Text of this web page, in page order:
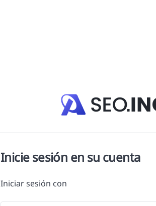
Inicie sesión en su cuenta
Iniciar sesión con